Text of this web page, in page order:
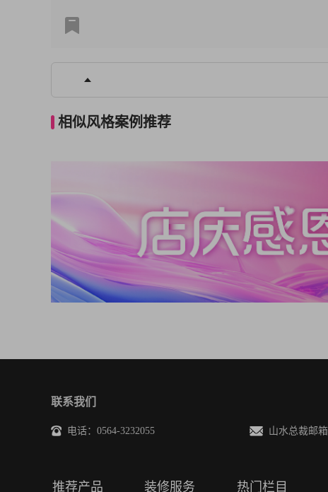
相似风格案例推荐
联系我们
电话：0564-3232055 山水总裁邮箱(
推荐产品 装修服务 热门栏目